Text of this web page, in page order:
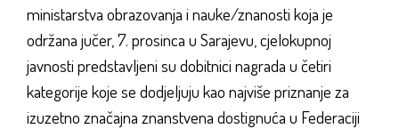
ministarstva obrazovanja i nauke/znanosti koja je
održana jučer, 7. prosinca u Sarajevu, cjelokupnoj
javnosti predstavljeni su dobitnici nagrada u četiri
kategorije koje se dodjeljuju kao najviše priznanje za
izuzetno značajna znanstvena dostignuća u Federaciji